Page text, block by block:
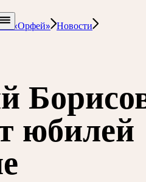
«Орфей» Новости
юбилей